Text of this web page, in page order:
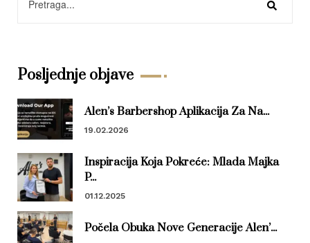
Posljednje objave
Alen’s Barbershop Aplikacija Za Na...
19.02.2026
Inspiracija Koja Pokreće: Mlada Majka
P...
01.12.2025
Počela Obuka Nove Generacije Alen’...